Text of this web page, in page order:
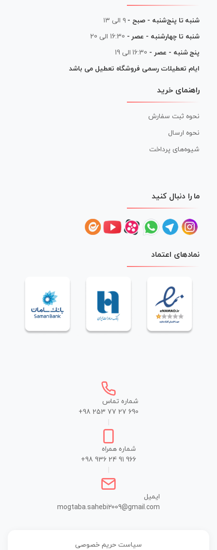
شنبه تا پنج‌شنبه - صبح - ۹ الی ۱۳
شنبه تا چهارشنبه - عصر - 16:30 الی 20
پنج شنبه - عصر - 16:30 الی 19
ایام تعطیلات رسمی فروشگاه تعطیل می باشد
راهنمای خرید
نحوه ثبت سفارش
نحوه ارسال
شیوه‌های پرداخت
ما را دنبال کنید
نمادهای اعتماد
شماره تماس
+98 253 77 27 690
شماره همراه
+98 936 24 91 966
ایمیل
mogtaba.sahebi2009@gmail.com
سیاست حریم خصوصی